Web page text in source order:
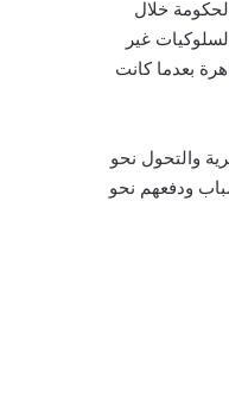
خلال
غير
بعدما كانت
والتحول نحو
ودفعهم نحو